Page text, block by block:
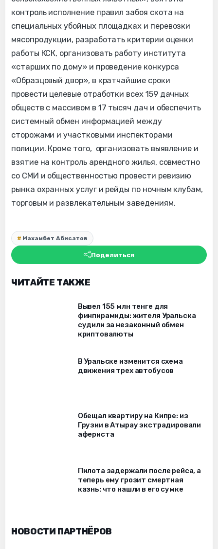
контроль исполнение правил забоя скота на
специальных убойных площадках и перевозки
мясопродукции, разработать критерии оценки
работы КСК, организовать работу института
«старших по дому» и проведение конкурса
«Образцовый двор», в кратчайшие сроки
провести целевые отработки всех 159 дачных
обществ с массивом в 17 тысяч дач и обеспечить
системный обмен информацией между
сторожами и участковыми инспекторами
полиции. Кроме того, организовать выявление и
взятие на контроль арендного жилья, совместно
со СМИ и общественностью провести ревизию
рынка охранных услуг и рейды по ночным клубам,
торговым и развлекательным заведениям.
Махамбет Абисатов
Поделиться
ЧИТАЙТЕ ТАКЖЕ
Вывел 155 млн тенге для
финпирамиды: жителя Уральска
судили за незаконный обмен
криптовалюты
В Уральске изменится схема
движения трех автобусов
Обещал квартиру на Кипре: из
Грузии в Атырау экстрадировали
афериста
Пилота задержали после рейса, а
теперь ему грозит смертная
казнь: что нашли в его сумке
НОВОСТИ ПАРТНЁРОВ